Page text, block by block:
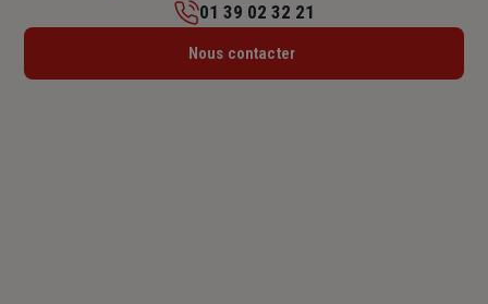
Lundi : 09h – 12h30 / 14h – 17h30
01 39 02 32 21
Nous contacter